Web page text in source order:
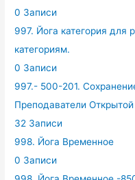
0 Записи
997. Йога категория для
категориям.
0 Записи
997.- 500-201.
Преподаватели
32 Записи
998. Йога Временное
0 Записи